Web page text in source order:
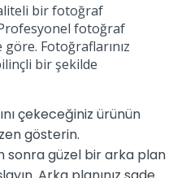
bir fotoğraf
fotoğraf
Fotoğraflarınız
bir şekilde
çekeceğiniz ürünün
gösterin.
sonra güzel bir arka plan